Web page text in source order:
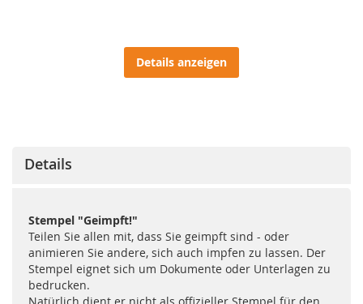
Details anzeigen
Details
Stempel "Geimpft!"
Teilen Sie allen mit, dass Sie geimpft sind - oder
animieren Sie andere, sich auch impfen zu lassen. Der
Stempel eignet sich um Dokumente oder Unterlagen zu
bedrucken.